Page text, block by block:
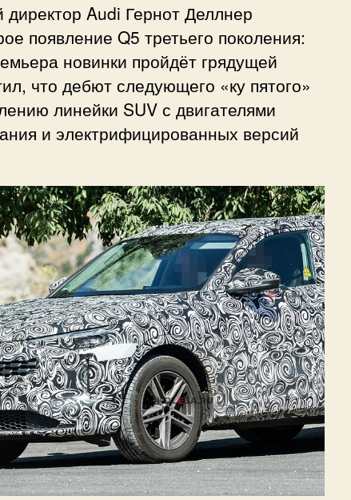
Audi Гернот Деллнер
появление Q5 третьего поколения:
новинки пройдёт грядущей
что дебют следующего «ку пятого»
линейки SUV с двигателями
и электрифицированных версий